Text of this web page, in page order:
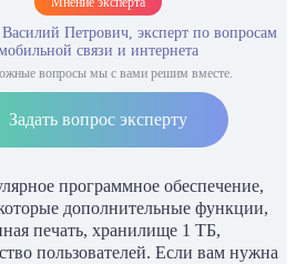
Петрович, эксперт по вопросам
связи и интернета
вопросы мы с вами решим вместе.
Задать вопрос эксперту
программное обеспечение,
дополнительные функции,
печать, хранилище 1 ТБ,
пользователей. Если вам нужна